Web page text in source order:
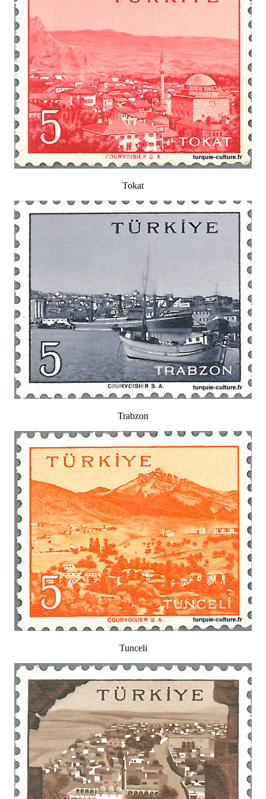
Tokat
Trabzon
Tunceli